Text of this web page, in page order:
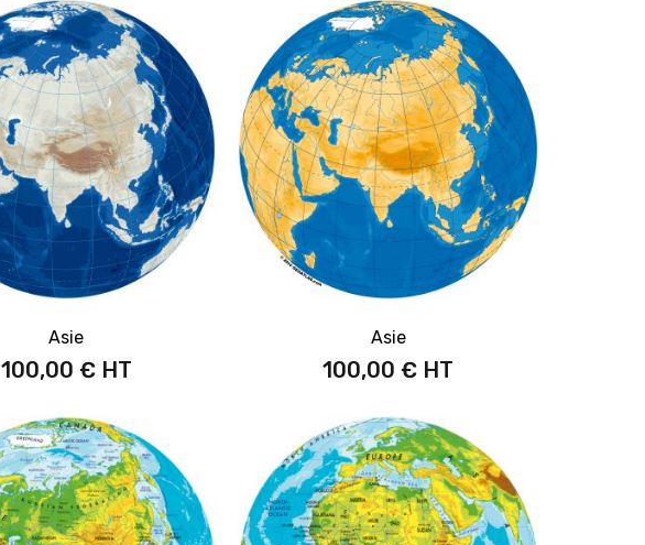
Asie
100,00 €
Asie
100,00 €